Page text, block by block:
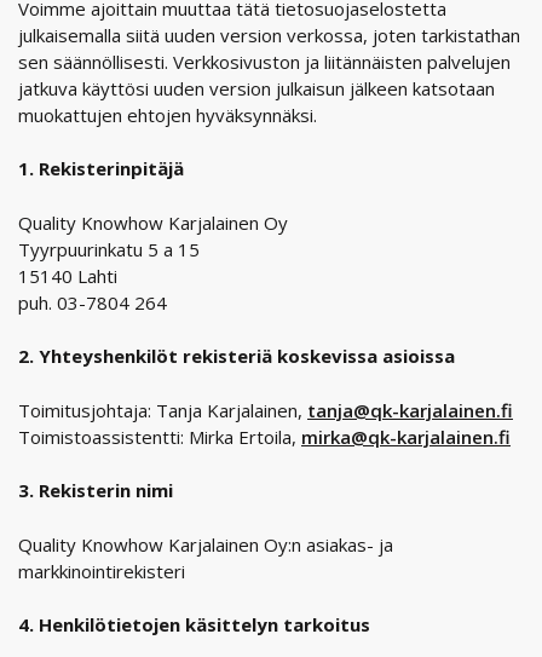
Voimme ajoittain muuttaa tätä tietosuojaselostetta
julkaisemalla siitä uuden version verkossa, joten tarkistathan
sen säännöllisesti. Verkkosivuston ja liitännäisten palvelujen
jatkuva käyttösi uuden version julkaisun jälkeen katsotaan
muokattujen ehtojen hyväksynnäksi.
1. Rekisterinpitäjä
Quality Knowhow Karjalainen Oy
Tyyrpuurinkatu 5 a 15
15140 Lahti
puh. 03-7804 264
2. Yhteyshenkilöt rekisteriä koskevissa asioissa
Toimitusjohtaja: Tanja Karjalainen, tanja@qk-karjalainen.fi
Toimistoassistentti: Mirka Ertoila, mirka@qk-karjalainen.fi
3. Rekisterin nimi
Quality Knowhow Karjalainen Oy:n asiakas- ja
markkinointirekisteri
4. Henkilötietojen käsittelyn tarkoitus